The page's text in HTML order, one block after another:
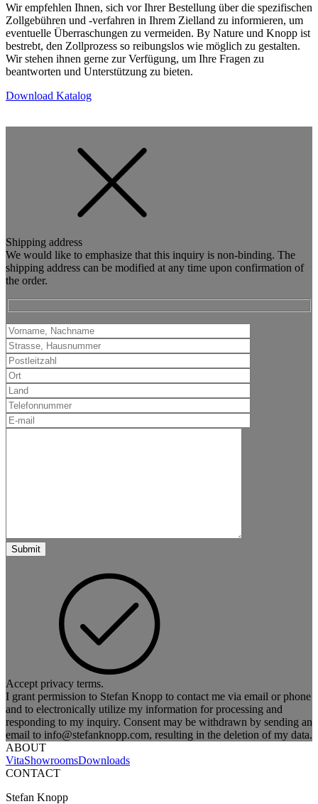
Wir empfehlen Ihnen, sich vor Ihrer Bestellung über die spezifischen
Zollgebühren und -verfahren in Ihrem Zielland zu informieren, um
eventuelle Überraschungen zu vermeiden. By Nature und Knopp ist
bestrebt, den Zollprozess so reibungslos wie möglich zu gestalten.
Wir stehen ihnen gerne zur Verfügung, um Ihre Fragen zu
beantworten und Unterstützung zu bieten.
Download Katalog
Shipping address
We would like to emphasize that this inquiry is non-binding. The
shipping address can be modified at any time upon confirmation of
the order.
Accept privacy terms.
I grant permission to Stefan Knopp to contact me via email or phone
and to electronically utilize my information for processing and
responding to my inquiry. Consent may be withdrawn by sending an
email to info@stefanknopp.com, resulting in the deletion of my data.
ABOUT
VitaShowroomsDownloads
CONTACT
Stefan Knopp